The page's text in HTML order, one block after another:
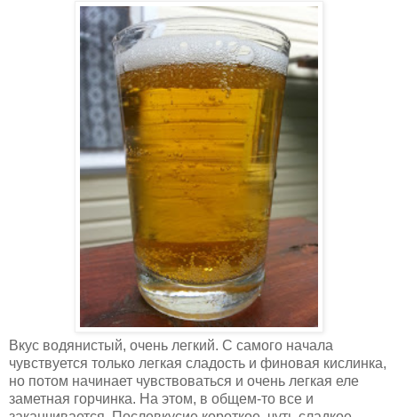
Вкус водянистый, очень легкий. С самого начала
чувствуется только легкая сладость и финовая кислинка,
но потом начинает чувствоваться и очень легкая еле
заметная горчинка. На этом, в общем-то все и